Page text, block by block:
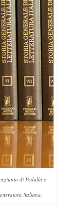
di Pedullà e
italiana.